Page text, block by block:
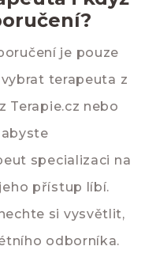
je pouze
terapeuta z
Terapie.cz nebo
abyste
specializaci na
přístup líbí.
si vysvětlit,
odborníka.